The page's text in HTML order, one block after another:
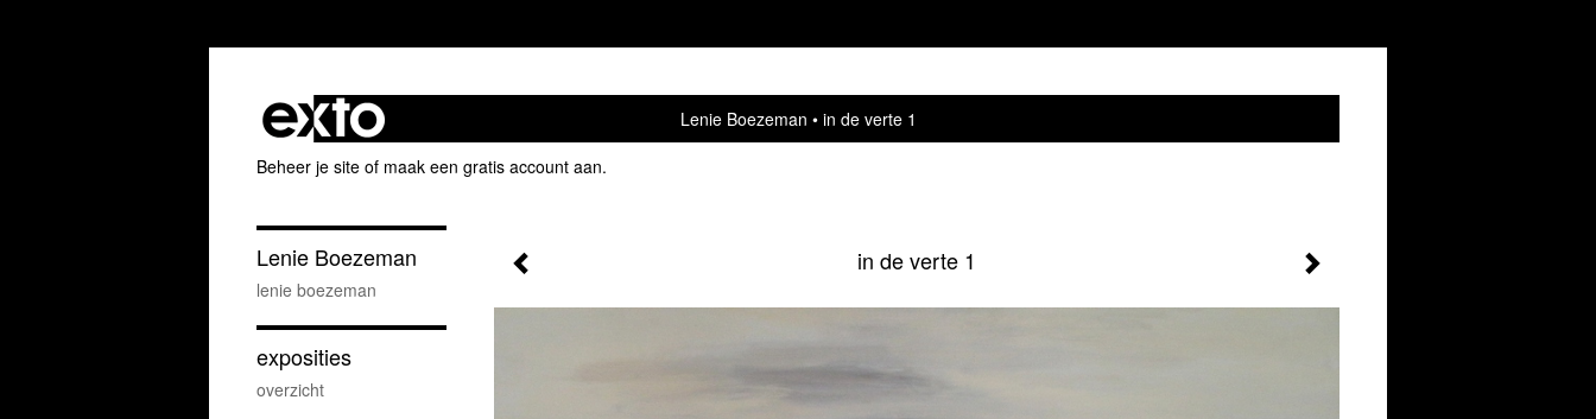
Lenie Boezeman
in de verte 1
Beheer je site of maak een gratis account aan.
in de verte 1
Lenie Boezeman
lenie boezeman
exposities
overzicht